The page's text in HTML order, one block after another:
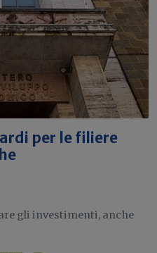
per le filiere
gli investimenti, anche